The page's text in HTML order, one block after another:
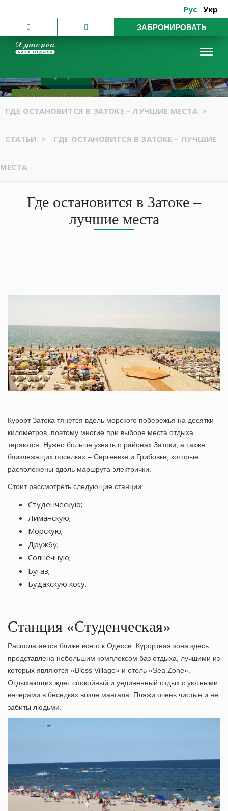
Рус Укр
ЗАБРОНИРОВАТЬ
ГДЕ ОСТАНОВИТСЯ В ЗАТОКЕ – ЛУЧШИЕ МЕСТА >
СТАТЬИ > ГДЕ ОСТАНОВИТСЯ В ЗАТОКЕ – ЛУЧШИЕ
МЕСТА
Где остановится в Затоке –
лучшие места
Курорт Затока тянется вдоль морского побережья на десятки
километров, поэтому многие при выборе места отдыха
теряются. Нужно больше узнать о районах Затоки, а также
близлежащих поселках – Сергеевке и Грибовке, которые
расположены вдоль маршрута электрички.
Стоит рассмотреть следующие станции:
Студенческую;
Лиманскую;
Морскую;
Дружбу;
Солнечную;
Бугаз;
Будакскую косу.
Станция «Студенческая»
Располагается ближе всего к Одессе. Курортная зона здесь
представлена небольшим комплексом баз отдыха, лучшими из
которых являются «Bless Village» и отель «Sea Zone».
Отдыхающих ждет спокойный и уединенный отдых с уютными
вечерами в беседках возле мангала. Пляжи очень чистые и не
забиты людьми.